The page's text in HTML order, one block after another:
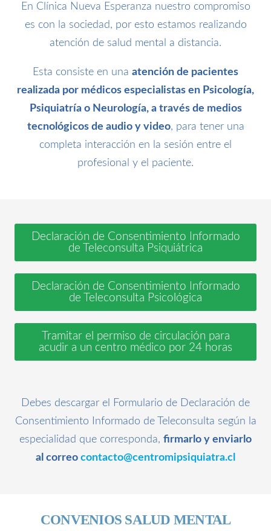
En Clínica Nueva Esperanza nuestro compromiso
es con la sociedad, por esto estamos realizando
atención de salud mental a distancia.
Esta consiste en una atención de pacientes
realizada por médicos especialistas en Psicología,
Psiquiatría o Neurología, a través de medios
tecnológicos de audio y video, para tener una
completa interacción en la sesión entre el
profesional y el paciente.
Declaración de Consentimiento Informado
de Teleconsulta Psiquiátrica
Declaración de Consentimiento Informado
de Teleconsulta Psicológica
Tramitar el permiso de circulación para
acudir a un centro médico por 24 horas
Debes descargar el Formulario de Declaración de
Consentimiento Informado de Teleconsulta según la
especialidad que corresponda, firmarlo y enviarlo
al correo contacto@centromipsiquiatra.cl
CONVENIOS SALUD MENTAL